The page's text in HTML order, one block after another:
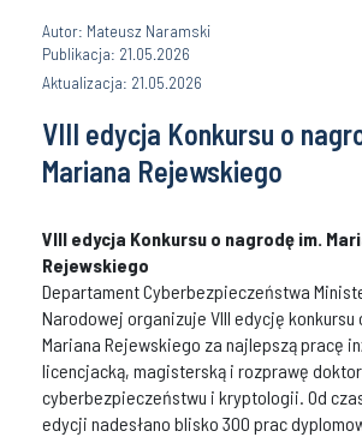
Autor: Mateusz Naramski
Publikacja: 21.05.2026
Aktualizacja: 21.05.2026
VIII edycja Konkursu o
Mariana Rejewskiego
VIII edycja Konkursu o nagrodę im.
Rejewskiego
Departament Cyberbezpieczeństwa
Narodowej organizuje VIII edycję konkursu
Mariana Rejewskiego za najlepszą pracę
licencjacką, magisterską i rozprawę
cyberbezpieczeństwu i kryptologii. Od
edycji nadesłano blisko 300 prac